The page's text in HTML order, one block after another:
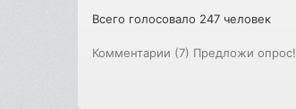
Всего голосовало 247 человек
Комментарии (7) Предложи опрос!